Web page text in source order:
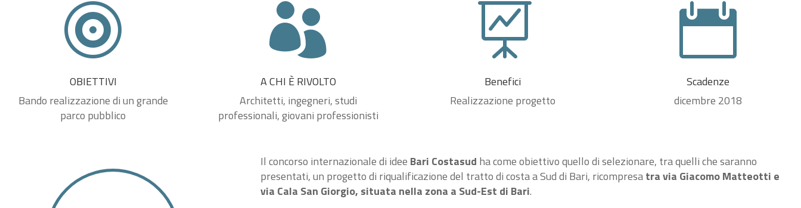

OBIETTIVI
Bando realizzazione di un grande
parco pubblico

A CHI È RIVOLTO
Architetti, ingegneri, studi
professionali, giovani professionisti

Benefici
Realizzazione progetto

Scadenze
dicembre 2018
Il concorso internazionale di idee Bari Costasud ha come obiettivo quello di selezionare, tra quelli che saranno
presentati, un progetto di riqualificazione del tratto di costa a Sud di Bari, ricompresatra via Giacomo Matteotti e
via Cala San Giorgio, situata nella zona a Sud-Est di Bari.